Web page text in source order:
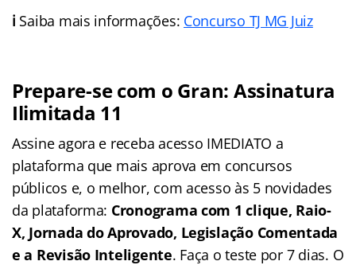
ℹ️ Saiba mais informações: Concurso TJ MG Juiz
Prepare-se com o Gran: Assinatura
Ilimitada 11
Assine agora e receba acesso IMEDIATO a
plataforma que mais aprova em concursos
públicos e, o melhor, com acesso às 5 novidades
da plataforma: Cronograma com 1 clique, Raio-
X, Jornada do Aprovado, Legislação Comentada
e a Revisão Inteligente. Faça o teste por 7 dias. O